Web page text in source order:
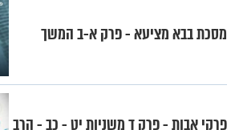
מסכת בבא מציעא - פרק א-ב המשך
פרקי אבות - פרק ד משניות יט - כב - הרב